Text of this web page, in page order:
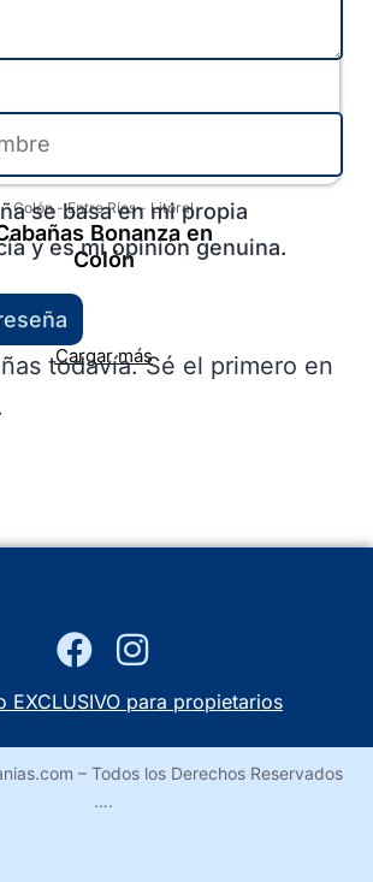
Colón-Entre Ríos- Litoral
Bonanza en
Colón
Cargar más
se basa en mi propia
y es mi opinión genuina.
todavía. Sé el primero en
EXCLUSIVO para propietarios
– Todos los Derechos Reservados
….